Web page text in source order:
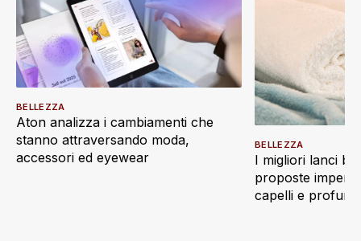
Aton analizza i cambiamenti che
stanno attraversando moda,
accessori ed eyewear
BELLEZZA
I migliori lanci
proposte
capelli e
BELLEZZA